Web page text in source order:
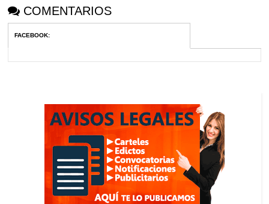
COMENTARIOS
FACEBOOK: